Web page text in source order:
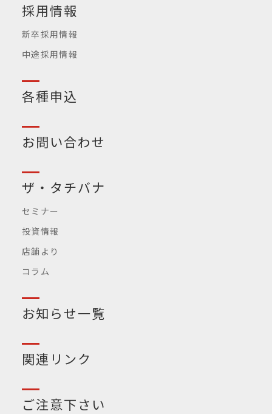
採用情報
新卒採用情報
中途採用情報
各種申込
お問い合わせ
ザ・タチバナ
セミナー
投資情報
店舗より
コラム
お知らせ一覧
関連リンク
ご注意下さい